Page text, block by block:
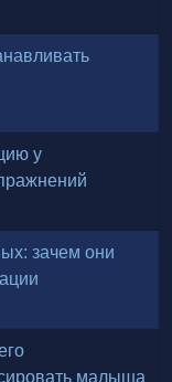
у
зачем они
малыша